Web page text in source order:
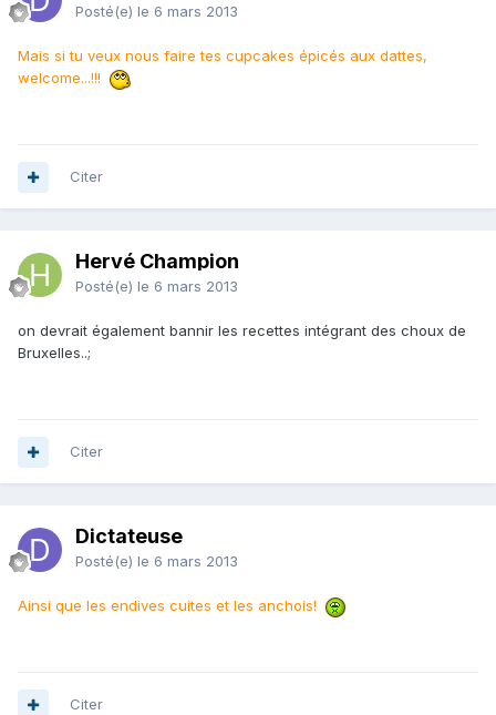
Posté(e) le 6 mars 2013
Mais si tu veux nous faire tes cupcakes épicés aux dattes,
welcome...!!!
Citer
Hervé Champion
Posté(e) le 6 mars 2013
on devrait également bannir les recettes intégrant des choux de
Bruxelles..;
Citer
Dictateuse
Posté(e) le 6 mars 2013
Ainsi que les endives cuites et les anchois!
Citer